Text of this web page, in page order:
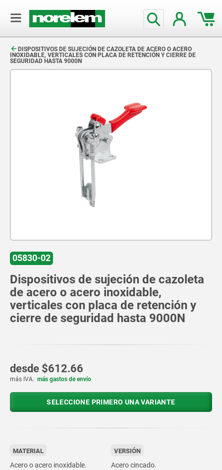
DISPOSITIVOS DE SUJECIÓN DE CAZOLETA DE ACERO O ACERO
INOXIDABLE, VERTICALES CON PLACA DE RETENCIÓN Y CIERRE DE
SEGURIDAD HASTA 9000N
05830-02
Dispositivos de sujeción de cazoleta
de acero o acero inoxidable,
verticales con placa de retención y
cierre de seguridad hasta 9000N
desde $612.66
más IVA. más gastos de envío
SELECCIONE PRIMERO UNA VARIANTE
MATERIAL
Acero o acero inoxidable.
VERSIÓN
Acero cincado.